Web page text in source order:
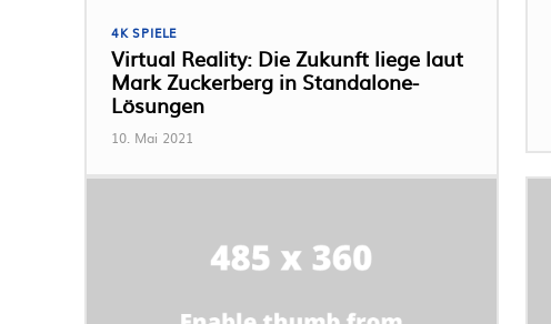
4K SPIELE
Virtual Reality: Die Zukunft liege laut
Mark Zuckerberg in Standalone-
Lösungen
10. Mai 2021